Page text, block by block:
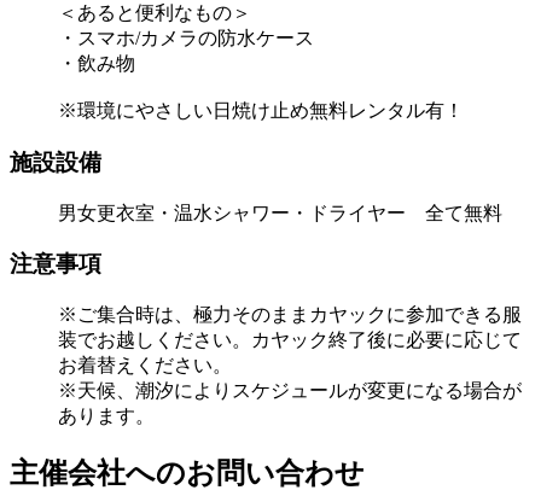
＜あると便利なもの＞
・スマホ/カメラの防水ケース
・飲み物
※環境にやさしい日焼け止め無料レンタル有！
施設設備
男女更衣室・温水シャワー・ドライヤー 全て無料
注意事項
※ご集合時は、極力そのままカヤックに参加できる服
装でお越しください。カヤック終了後に必要に応じて
お着替えください。
※天候、潮汐によりスケジュールが変更になる場合が
あります。
主催会社へのお問い合わせ